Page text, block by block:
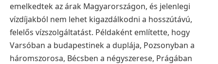
emelkedtek az árak Magyarországon, és jelenlegi
vízdíjakból nem lehet kigazdálkodni a hosszútávú,
felelős vízszolgáltatást. Példaként említette, hogy
Varsóban a budapestinek a duplája, Pozsonyban a
háromszorosa, Bécsben a négyszerese, Prágában